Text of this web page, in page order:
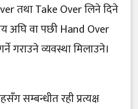
तथा Take Over लिने दिने
अघि वा पछी Hand Over
गराउने व्यवस्था मिलाउने।
सम्बन्धीत रही प्रत्यक्ष